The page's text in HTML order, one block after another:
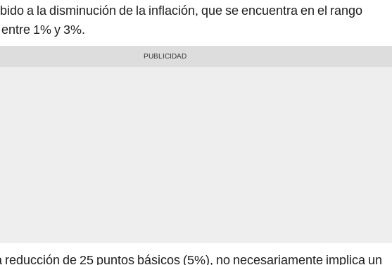
a la disminución de la inflación, que se encuentra en el rango
1% y 3%.
reducción de 25 puntos básicos (5%), no necesariamente implica un